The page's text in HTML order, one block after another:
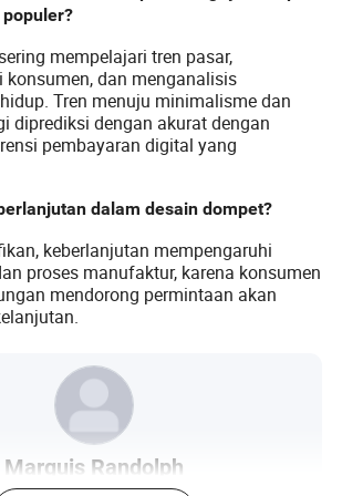
mempelajari tren pasar,
konsumen, dan menganalisis
Tren menuju minimalisme dan
diprediksi dengan akurat dengan
pembayaran digital yang
dalam desain dompet?
keberlanjutan mempengaruhi
proses manufaktur, karena konsumen
mendorong permintaan akan
Marquis Randolph